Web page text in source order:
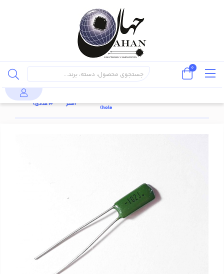
خازن پایه
hole)
خازن
استر
خازن پلی استر 1nF
100V ±5% (بسته
10 عددی)
0